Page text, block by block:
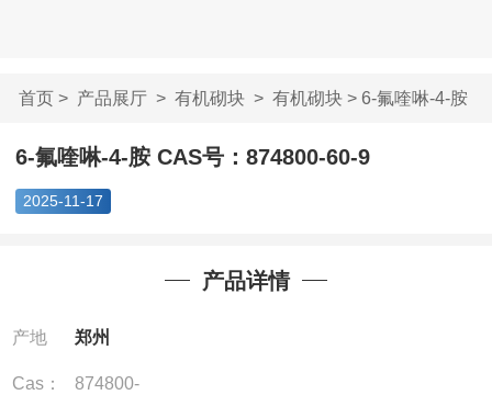
首页> 产品展厅> 有机砌块> 有机砌块> 6-氟喹啉-4-胺
CAS号：87480...
6-氟喹啉-4-胺 CAS号：874800-60-9
2025-11-17
产品详情
产地 郑州
Cas：
874800-